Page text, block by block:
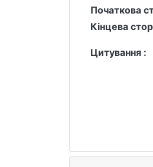
Початкова
Кінцева
Цитування :